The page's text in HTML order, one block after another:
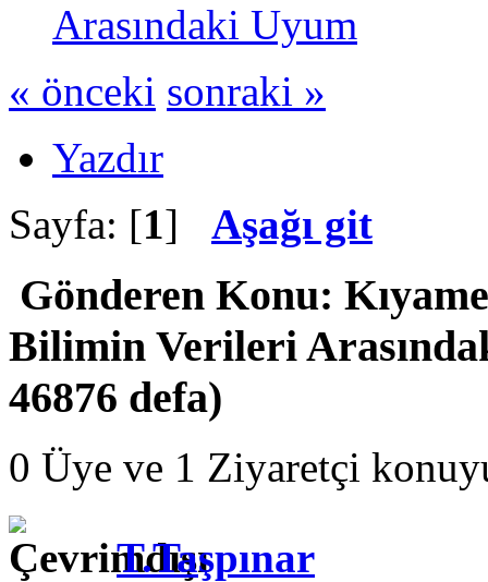
Arasındaki Uyum
« önceki sonraki »
Yazdır
Sayfa: [1] Aşağı git
Gönderen Konu:
Bilimin Verileri
46876 defa)
0 Üye ve 1 Ziyaretçi
T.Taşpınar